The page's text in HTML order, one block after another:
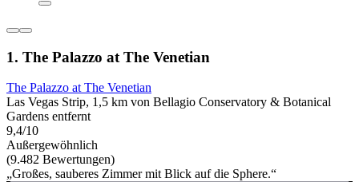
1. The Palazzo at The Venetian
The Palazzo at The Venetian
Las Vegas Strip, 1,5 km von Bellagio Conservatory & Botanical
Gardens entfernt
9,4/10
Außergewöhnlich
(9.482 Bewertungen)
„Großes, sauberes Zimmer mit Blick auf die Sphere.“